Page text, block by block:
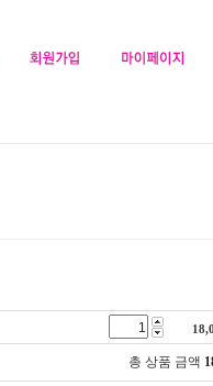
총 상품 금액